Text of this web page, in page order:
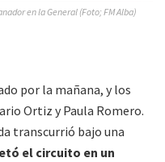
en la General (Foto; FM Alba)
por la mañana, y los
Ortiz y Paula Romero.
transcurrió bajo una
el circuito en un